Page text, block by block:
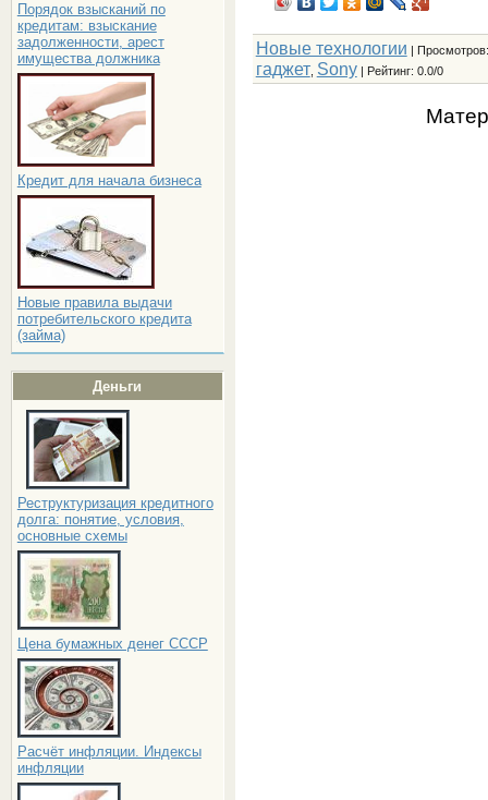
Порядок взысканий по
кредитам: взыскание
задолженности, арест
имущества должника
Кредит для начала бизнеса
Новые правила выдачи
потребительского кредита
(займа)
Деньги
Реструктуризация кредитного
долга: понятие, условия,
основные схемы
Цена бумажных денег СССР
Расчёт инфляции. Индексы
инфляции
Новые технологии | Просмотров
гаджет, Sony| Рейтинг: 0.0/0